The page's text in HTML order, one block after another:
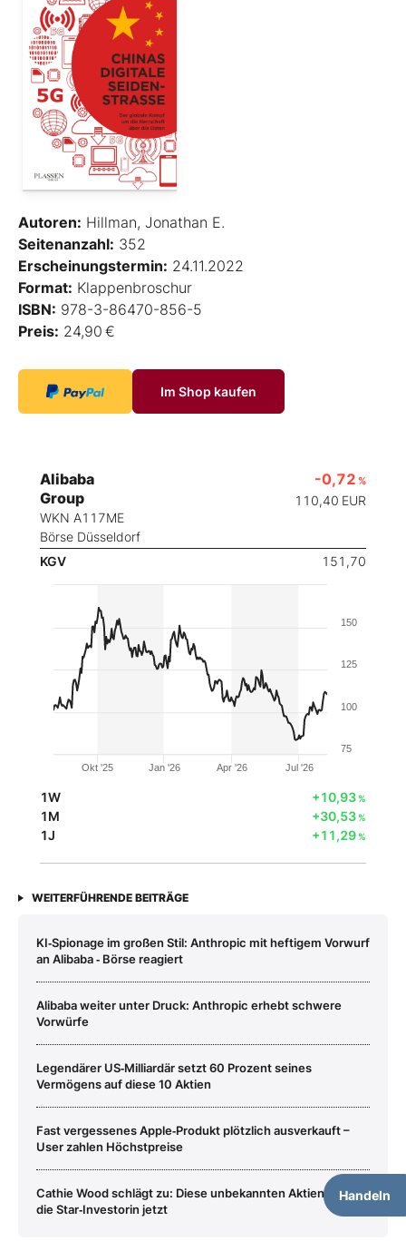
Autoren: Hillman, Jonathan E.
Seitenanzahl: 352
Erscheinungstermin: 24.11.2022
Format: Klappenbroschur
ISBN: 978-3-86470-856-5
Preis: 24,90 €
Im Shop kaufen
Alibaba
Group
WKN A117ME
Börse Düsseldorf
-0,72 %
110,40 EUR
KGV 151,70
Handeln
Okt '25 Jan '26 Apr '26 Jul '26
75
100
125
150
1W +10,93%
1M +30,53%
1J +11,29%
WEITERFÜHRENDE BEITRÄGE
KI‑Spionage im großen Stil: Anthropic mit heftigem Vorwurf
an Alibaba ‑ Börse reagiert
Alibaba weiter unter Druck: Anthropic erhebt schwere
Vorwürfe
Legendärer US‑Milliardär setzt 60 Prozent seines
Vermögens auf diese 10 Aktien
Fast vergessenes Apple‑Produkt plötzlich ausverkauft –
User zahlen Höchstpreise
Cathie Wood schlägt zu: Diese unbekannten Aktien kauft
die Star‑Investorin jetzt